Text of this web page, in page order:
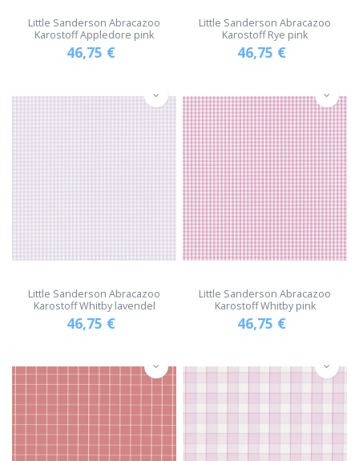
Little Sanderson Abracazoo
Karostoff Appledore pink
46,75 €
Little Sanderson Abracazoo
Karostoff Rye pink
46,75 €
Little Sanderson Abracazoo
Karostoff Whitby lavendel
46,75 €
Little Sanderson Abracazoo
Karostoff Whitby pink
46,75 €